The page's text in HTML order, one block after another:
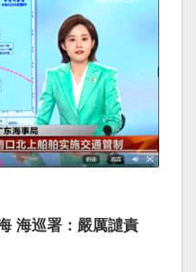
海巡署：嚴厲譴責